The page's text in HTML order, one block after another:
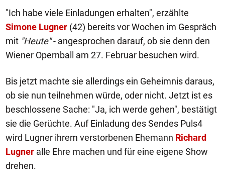
"Ich habe viele Einladungen erhalten", erzählte
Simone Lugner (42) bereits vor Wochen im Gespräch
mit "Heute"- angesprochen darauf, ob sie denn den
Wiener Opernball am 27. Februar besuchen wird.
Bis jetzt machte sie allerdings ein Geheimnis daraus,
ob sie nun teilnehmen würde, oder nicht. Jetzt ist es
beschlossene Sache: "Ja, ich werde gehen", bestätigt
sie die Gerüchte. Auf Einladung des Sendes Puls4
wird Lugner ihrem verstorbenen Ehemann Richard
Lugner alle Ehre machen und für eine eigene Show
drehen.